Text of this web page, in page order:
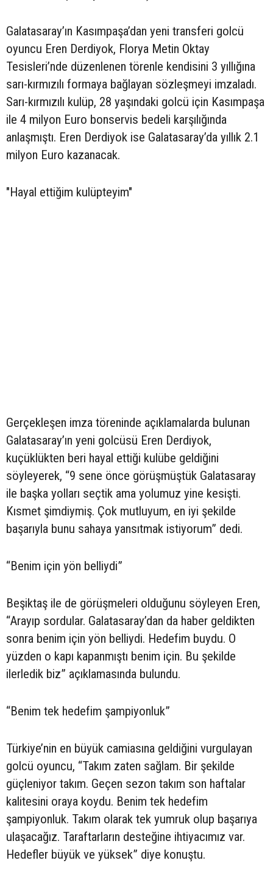
Galatasaray’ın Kasımpaşa’dan yeni transferi golcü
oyuncu Eren Derdiyok, Florya Metin Oktay
Tesisleri’nde düzenlenen törenle kendisini 3 yıllığına
sarı-kırmızılı formaya bağlayan sözleşmeyi imzaladı.
Sarı-kırmızılı kulüp, 28 yaşındaki golcü için Kasımpaşa
ile 4 milyon Euro bonservis bedeli karşılığında
anlaşmıştı. Eren Derdiyok ise Galatasaray’da yıllık 2.1
milyon Euro kazanacak.
"Hayal ettiğim kulüpteyim"
Gerçekleşen imza töreninde açıklamalarda bulunan
Galatasaray’ın yeni golcüsü Eren Derdiyok,
kuçüklükten beri hayal ettiği kulübe geldiğini
söyleyerek, “9 sene önce görüşmüştük Galatasaray
ile başka yolları seçtik ama yolumuz yine kesişti.
Kısmet şimdiymiş. Çok mutluyum, en iyi şekilde
başarıyla bunu sahaya yansıtmak istiyorum” dedi.
“Benim için yön belliydi”
Beşiktaş ile de görüşmeleri olduğunu söyleyen Eren,
“Arayıp sordular. Galatasaray’dan da haber geldikten
sonra benim için yön belliydi. Hedefim buydu. O
yüzden o kapı kapanmıştı benim için. Bu şekilde
ilerledik biz” açıklamasında bulundu.
“Benim tek hedefim şampiyonluk”
Türkiye’nin en büyük camiasına geldiğini vurgulayan
golcü oyuncu, “Takım zaten sağlam. Bir şekilde
güçleniyor takım. Geçen sezon takım son haftalar
kalitesini oraya koydu. Benim tek hedefim
şampiyonluk. Takım olarak tek yumruk olup başarıya
ulaşacağız. Taraftarların desteğine ihtiyacımız var.
Hedefler büyük ve yüksek” diye konuştu.